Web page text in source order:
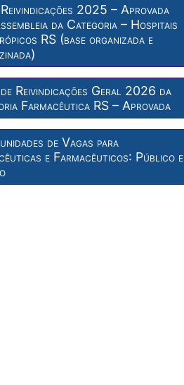
2025 – Aprovada
da Categoria – Hospitais
RS (base organizada e
Reivindicações Geral 2026 da
Farmacêutica RS – Aprovada
de Vagas para
e Farmacêuticos: Público e